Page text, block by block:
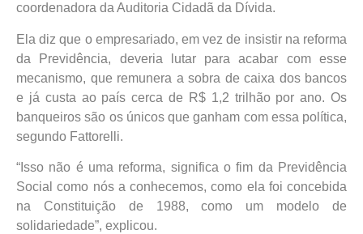
coordenadora da Auditoria Cidadã da Dívida.
Ela diz que o empresariado, em vez de insistir na reforma
da Previdência, deveria lutar para acabar com esse
mecanismo, que remunera a sobra de caixa dos bancos
e já custa ao país cerca de R$ 1,2 trilhão por ano. Os
banqueiros são os únicos que ganham com essa política,
segundo Fattorelli.
“Isso não é uma reforma, significa o fim da Previdência
Social como nós a conhecemos, como ela foi concebida
na Constituição de 1988, como um modelo de
solidariedade”, explicou.